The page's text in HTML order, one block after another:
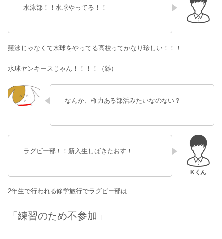
水泳部！！水球やってる！！
競泳じゃなくて水球をやってる高校ってかなり珍しい！！！
水球ヤンキースじゃん！！！！（雑）
なんか、権力ある部活みたいなのない？
ラグビー部！！新入生しばきたおす！
2年生で行われる修学旅行でラグビー部は
「練習のため不参加」